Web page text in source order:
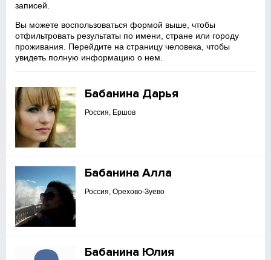
записей.
Вы можете воспользоваться формой выше, чтобы
отфильтровать результаты по имени, стране или городу
проживания. Перейдите на страницу человека, чтобы
увидеть полную информацию о нем.
Бабанина Дарья
Россия, Ершов
Бабанина Алла
Россия, Орехово-Зуево
Бабанина Юлия